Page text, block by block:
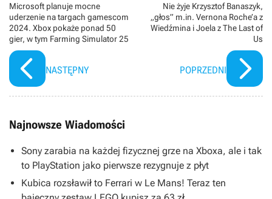
Microsoft planuje mocne
uderzenie na targach gamescom
2024. Xbox pokaże ponad 50
gier, w tym Farming Simulator 25
NASTĘPNY
Nie żyje Krzysztof Banaszyk,
„głos” m.in. Vernona Roche’a z
Wiedźmina i Joela z The Last of
Us
POPRZEDNI
Najnowsze Wiadomości
Sony zarabia na każdej fizycznej grze na Xboxa, ale i tak
to PlayStation jako pierwsze rezygnuje z płyt
Kubica rozsławił to Ferrari w Le Mans! Teraz ten